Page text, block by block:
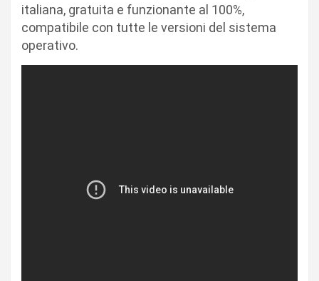
italiana, gratuita e funzionante al 100%,
compatibile con tutte le versioni del sistema
operativo.